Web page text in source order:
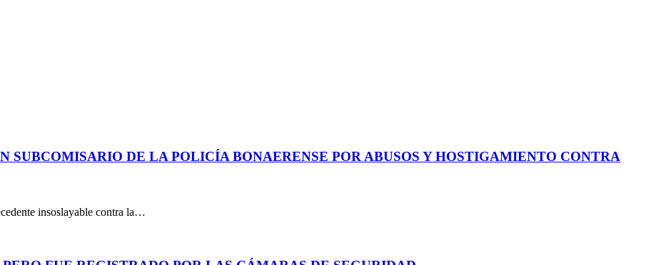
SUBCOMISARIO DE LA POLICÍA BONAERENSE POR ABUSOS Y HOSTIGAMIENTO CONTRA
insoslayable contra la…